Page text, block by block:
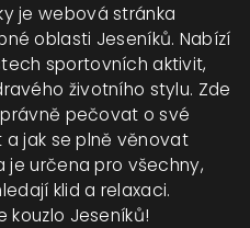
je webová stránka
oblasti Jeseníků. Nabízí
sportovních aktivit,
životního stylu. Zde
pečovat o své
a jak se plně věnovat
je určena pro všechny,
klid a relaxaci.
kouzlo Jeseníků!